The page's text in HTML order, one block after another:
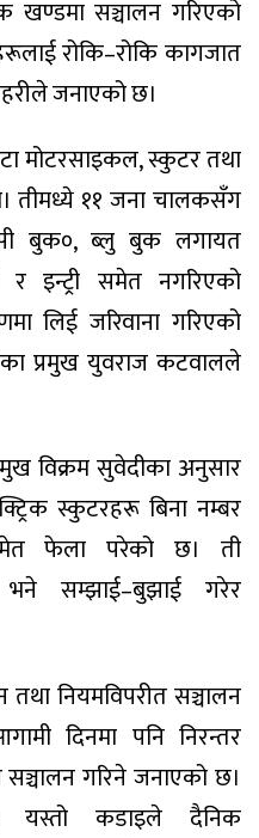
खण्डमा सञ्चालन गरिएको
रोकि–रोकि कागजात
जनाएको छ।
मोटरसाइकल, स्कुटर तथा
तीमध्ये ११ जना चालकसँग
बुक०, ब्लु बुक लगायत
इन्ट्री समेत नगरिएको
लिई जरिवाना गरिएको
प्रमुख युवराज कटवालले
विक्रम सुवेदीका अनुसार
स्कुटरहरू बिना नम्बर
फेला परेको छ। ती
भने सम्झाई–बुझाई गरेर
तथा नियमविपरीत सञ्चालन
दिनमा पनि निरन्तर
गरिने जनाएको छ।
यस्तो कडाइले दैनिक